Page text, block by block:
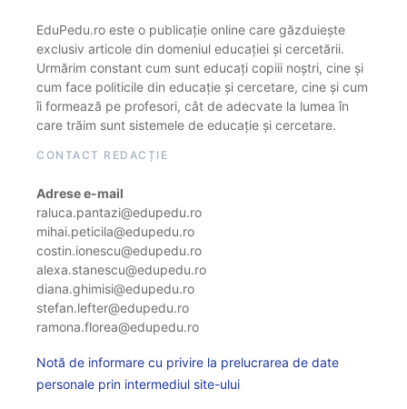
EduPedu.ro este o publicație online care găzduiește
exclusiv articole din domeniul educației și cercetării.
Urmărim constant cum sunt educați copiii noștri, cine și
cum face politicile din educație și cercetare, cine și cum
îi formează pe profesori, cât de adecvate la lumea în
care trăim sunt sistemele de educație și cercetare.
CONTACT REDACȚIE
Adrese e-mail
raluca.pantazi@edupedu.ro
mihai.peticila@edupedu.ro
costin.ionescu@edupedu.ro
alexa.stanescu@edupedu.ro
diana.ghimisi@edupedu.ro
stefan.lefter@edupedu.ro
ramona.florea@edupedu.ro
Notă de informare cu privire la prelucrarea de date
personale prin intermediul site-ului